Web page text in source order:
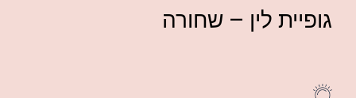
גופיית לין – שחורה